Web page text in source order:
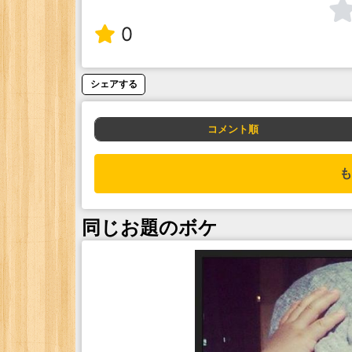
0
シェアする
コメント順
同じお題のボケ